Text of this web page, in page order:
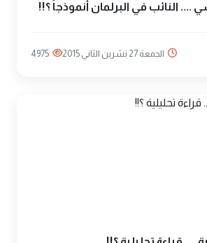
.... النائب في البرلمان أنموذجاً ؟!!
الجمعة 27 تشرين الثاني 2015 4975